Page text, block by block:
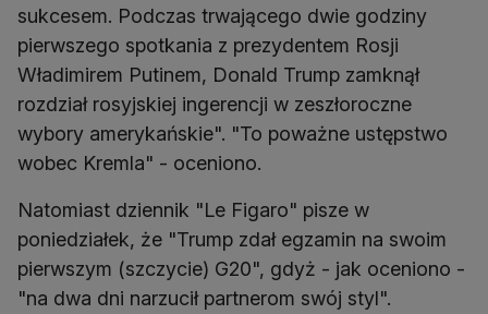
sukcesem. Podczas trwającego dwie godziny
pierwszego spotkania z prezydentem Rosji
Władimirem Putinem, Donald Trump zamknął
rozdział rosyjskiej ingerencji w zeszłoroczne
wybory amerykańskie". "To poważne ustępstwo
wobec Kremla" - oceniono.
Natomiast dziennik "Le Figaro" pisze w
poniedziałek, że "Trump zdał egzamin na swoim
pierwszym (szczycie) G20", gdyż - jak oceniono -
"na dwa dni narzucił partnerom swój styl".